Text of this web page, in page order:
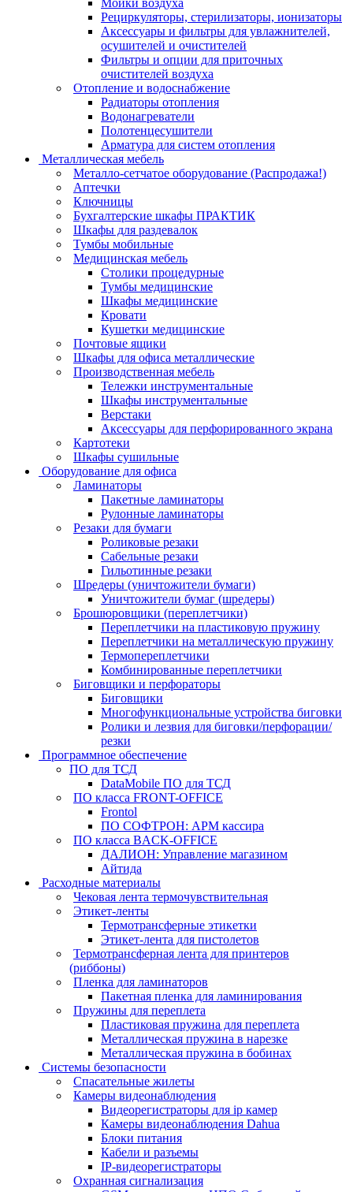
Мойки воздуха
Рециркуляторы, стерилизаторы, ионизаторы
Аксессуары и фильтры для увлажнителей,
осушителей и очистителей
Фильтры и опции для приточных
очистителей воздуха
Отопление и водоснабжение
Радиаторы отопления
Водонагреватели
Полотенцесушители
Арматура для систем отопления
Металлическая мебель
Металло-сетчатое оборудование (Распродажа!)
Аптечки
Ключницы
Бухгалтерские шкафы ПРАКТИК
Шкафы для раздевалок
Тумбы мобильные
Медицинская мебель
Столики процедурные
Тумбы медицинские
Шкафы медицинские
Кровати
Кушетки медицинские
Почтовые ящики
Шкафы для офиса металлические
Производственная мебель
Тележки инструментальные
Шкафы инструментальные
Верстаки
Аксессуары для перфорированного экрана
Картотеки
Шкафы сушильные
Оборудование для офиса
Ламинаторы
Пакетные ламинаторы
Рулонные ламинаторы
Резаки для бумаги
Роликовые резаки
Сабельные резаки
Гильотинные резаки
Шредеры (уничтожители бумаги)
Уничтожители бумаг (шредеры)
Брошюровщики (переплетчики)
Переплетчики на пластиковую пружину
Переплетчики на металлическую пружину
Термопереплетчики
Комбинированные переплетчики
Биговщики и перфораторы
Биговщики
Многофункциональные устройства биговки
Ролики и лезвия для биговки/перфорации/
резки
Программное обеспечение
ПО для ТСД
DataMobile ПО для ТСД
ПО класса FRONT-OFFICE
Frontol
ПО СОФТРОН: АРМ кассира
ПО класса BACK-OFFICE
ДАЛИОН: Управление магазином
Айтида
Расходные материалы
Чековая лента термочувствительная
Этикет-ленты
Термотрансферные этикетки
Этикет-лента для пистолетов
Термотрансферная лента для принтеров
(риббоны)
Пленка для ламинаторов
Пакетная пленка для ламинирования
Пружины для переплета
Пластиковая пружина для переплета
Металлическая пружина в нарезке
Металлическая пружина в бобинах
Системы безопасности
Спасательные жилеты
Камеры видеонаблюдения
Видеорегистраторы для ip камер
Камеры видеонаблюдения Dahua
Блоки питания
Кабели и разъемы
IP-видеорегистраторы
Охранная сигнализация